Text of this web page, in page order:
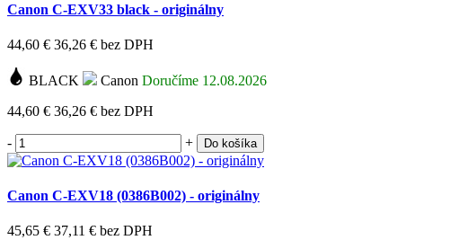
Canon C-EXV33 black - originálny
44,60 € 36,26 € bez DPH
BLACK Canon Doručíme 12.08.2026
44,60 € 36,26 € bez DPH
- + Do košíka
Canon C-EXV18 (0386B002) - originálny
45,65 € 37,11 € bez DPH